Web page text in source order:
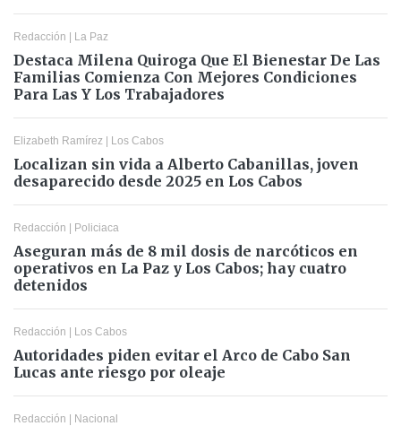
Redacción | La Paz
Destaca Milena Quiroga Que El Bienestar De Las
Familias Comienza Con Mejores Condiciones
Para Las Y Los Trabajadores
Elizabeth Ramírez | Los Cabos
Localizan sin vida a Alberto Cabanillas, joven
desaparecido desde 2025 en Los Cabos
Redacción | Policiaca
Aseguran más de 8 mil dosis de narcóticos en
operativos en La Paz y Los Cabos; hay cuatro
detenidos
Redacción | Los Cabos
Autoridades piden evitar el Arco de Cabo San
Lucas ante riesgo por oleaje
Redacción | Nacional